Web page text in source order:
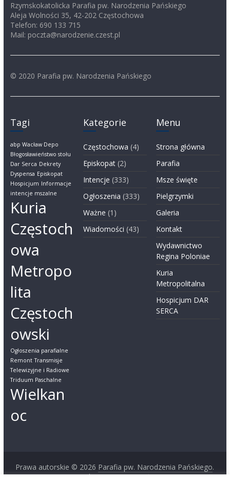
Rzymskokatolicka Parafia pw. Narodzenia Pańskiego
Aleja Wolności 35, 42-202 Częstochowa
Telefon: 690 133 715
Mail: poczta@narodzenie.czest.pl
© 2020 Parafia pw. Narodzenia Pańskiego
Tagi
abp Wacław Depo
Błogosławieństwo stołu
Dar Serca Dekrety
Dyspensa Episkopat
Hospicjum Informacje
intencje mszalne
Kuria
Częstoch
owa
Metropo
lita
Częstoch
owski
Ogłoszenia parafialne
Remont Transmisje
Telewizyjne i Radiowe
Triduum Paschalne
Wielkan
oc
Kategorie
Częstochowa (4)
Episkopat (2)
Intencje (333)
Ogłoszenia (333)
Ważne (1)
Wiadomości (43)
Menu
Strona główna
Parafia
Msze święte
Pielgrzymki
Galeria
Kontakt
Wydawnictwo
Regina Poloniae
Kuria
Metropolitalna
Hospicjum DAR
SERCA
Prawa autorskie © 2026 Parafia pw. Narodzenia Pańskiego.